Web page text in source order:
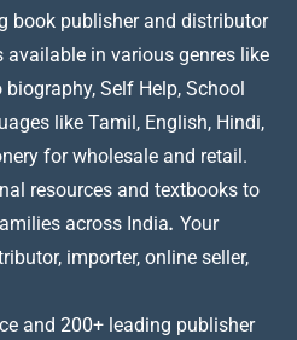
book publisher and distributor
in various genres like
Self Help, School
like Tamil, English, Hindi,
for wholesale and retail.
resources and textbooks to
across India. Your
importer, online seller,
and 200+ leading publisher